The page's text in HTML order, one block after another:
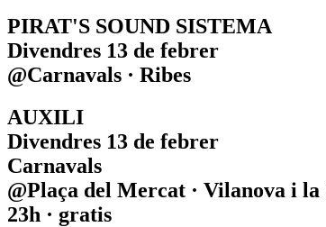
PIRAT'S SOUND SISTEMA
Divendres 13 de febrer
@Carnavals · Ribes
AUXILI
Divendres 13 de febrer
Carnavals
@Plaça del Mercat · Vilanova i
23h · gratis